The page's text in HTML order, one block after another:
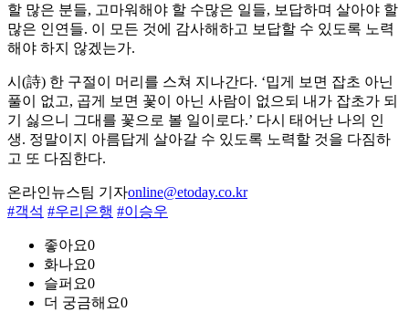
할 많은 분들, 고마워해야 할 수많은 일들, 보답하며 살아야 할
많은 인연들. 이 모든 것에 감사해하고 보답할 수 있도록 노력
해야 하지 않겠는가.
시(詩) 한 구절이 머리를 스쳐 지나간다. ‘밉게 보면 잡초 아닌
풀이 없고, 곱게 보면 꽃이 아닌 사람이 없으되 내가 잡초가 되
기 싫으니 그대를 꽃으로 볼 일이로다.’ 다시 태어난 나의 인
생. 정말이지 아름답게 살아갈 수 있도록 노력할 것을 다짐하
고 또 다짐한다.
온라인뉴스팀 기자online@etoday.co.kr
#객석 #우리은행 #이승우
좋아요0
화나요0
슬퍼요0
더 궁금해요0